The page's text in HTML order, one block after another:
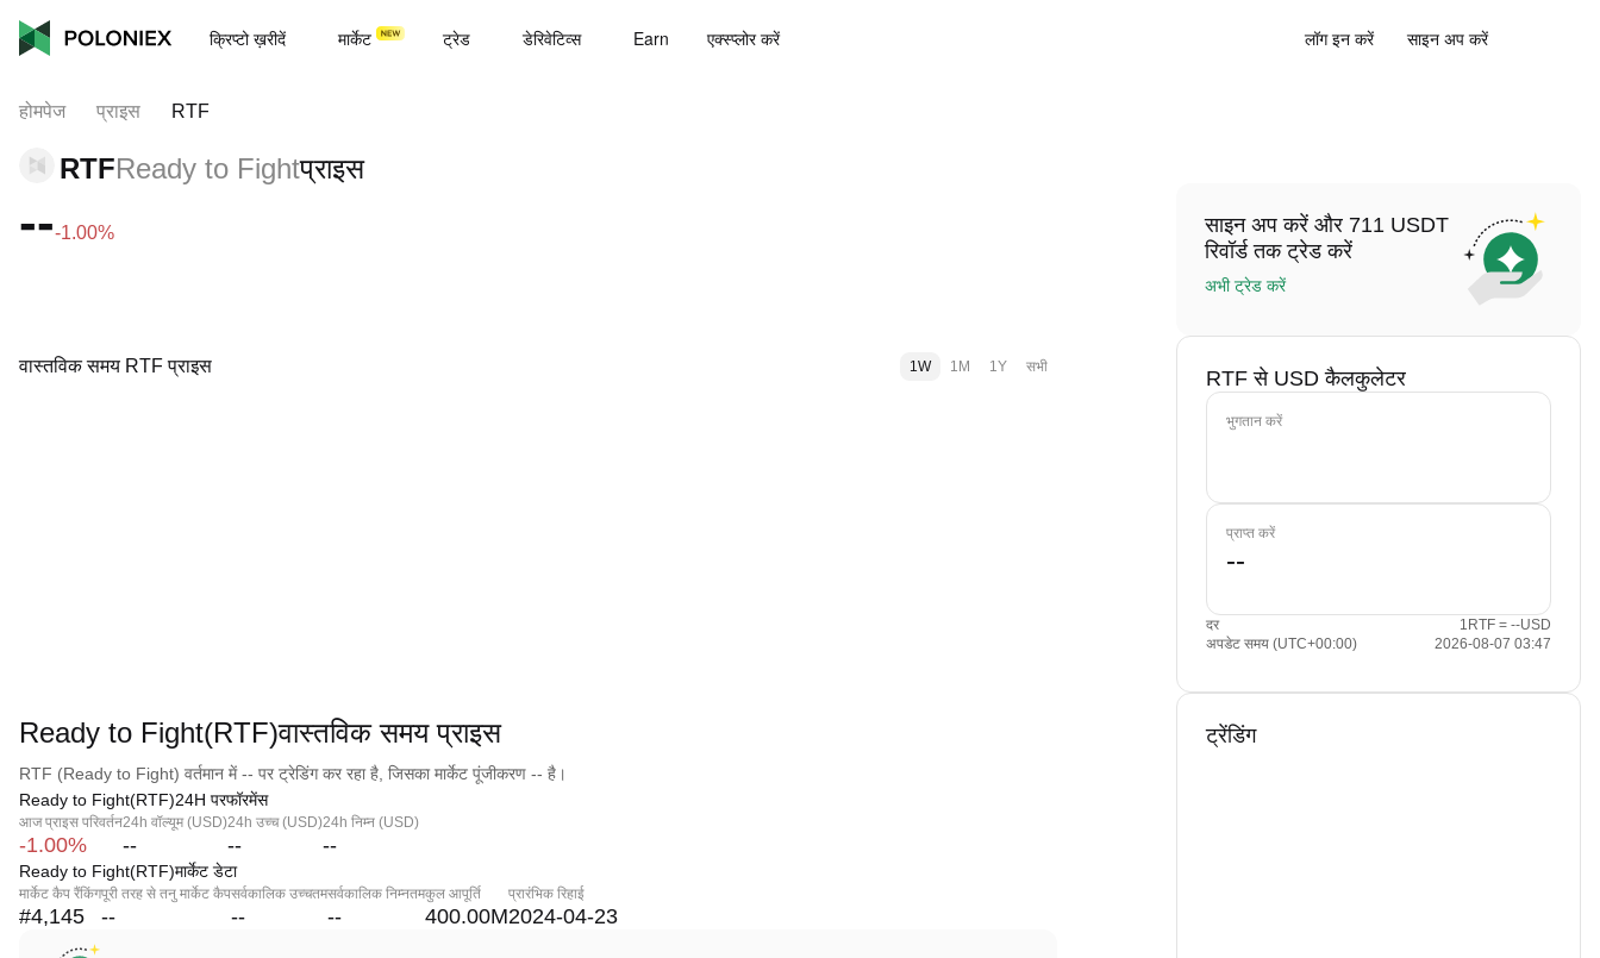
क्रिप्टो ख़रीदें मार्केट ट्रेड डेरिवेटिव्स Earn एक्स्प्लोर करें लॉग इन करें साइन अप करें
होमपेज प्राइस RTF
RTFReady to Fightप्राइस
---1.00%
वास्तविक समय RTF प्राइस 1W 1M 1Y सभी
Ready to Fight(RTF)वास्तविक समय प्राइस
RTF (Ready to Fight) वर्तमान में -- पर ट्रेडिंग कर रहा है, जिसका मार्केट पूंजीकरण -- है।
Ready to Fight(RTF)24H परफॉरमेंस
आज प्राइस परिवर्तन
-1.00%
24h वॉल्यूम (USD)
--
24h उच्च (USD)
--
24h निम्न (USD)
--
Ready to Fight(RTF)मार्केट डेटा
मार्केट कैप रैंकिंग
#4,145
पूरी तरह से तनु मार्केट कैप
--
सर्वकालिक उच्चतम
--
सर्वकालिक निम्नतम
--
कुल आपूर्ति
400.00M
प्रारंभिक रिहाई
2024-04-23
साइन अप करें और 711 USDT
रिवॉर्ड तक ट्रेड करें
अभी ट्रेड करें
RTF से USD कैलकुलेटर
भुगतान करें
प्राप्त करें
दर
1RTF = --USD
अपडेट समय (UTC+00:00)
2026-08-07 03:47
ट्रेंडिंग